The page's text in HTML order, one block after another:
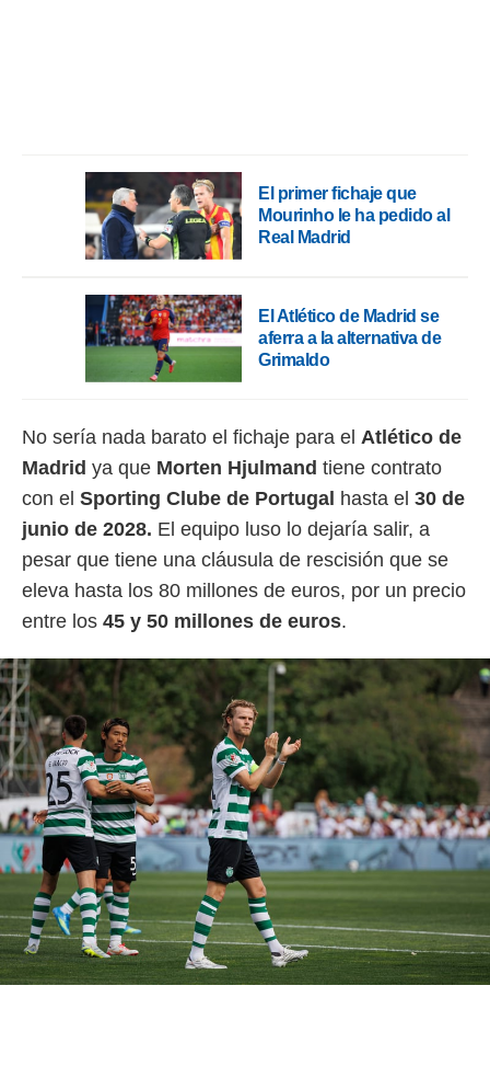
perfiles
utilizar
crear un
la
contenido
medir el
de la
el
del
de
o a través
de
de
de
uso de
con el
El primer fichaje que
Mourinho le ha pedido al
Real Madrid
El Atlético de Madrid se
aferra a la alternativa de
Grimaldo
No sería nada barato el fichaje para el Atlético de
Madrid ya que Morten Hjulmand tiene contrato
con el Sporting Clube de Portugal hasta el 30 de
junio de 2028. El equipo luso lo dejaría salir, a
pesar que tiene una cláusula de rescisión que se
eleva hasta los 80 millones de euros, por un precio
entre los 45 y 50 millones de euros.